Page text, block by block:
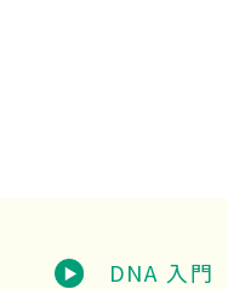
DNA 入門